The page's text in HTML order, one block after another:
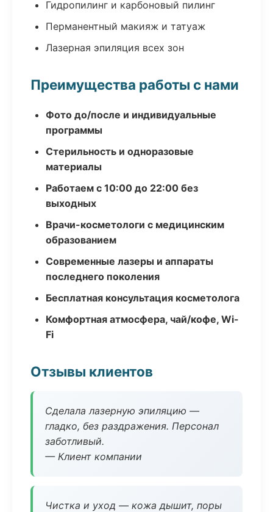
Гидропилинг и карбоновый пилинг
Перманентный макияж и татуаж
Лазерная эпиляция всех зон
Преимущества работы с нами
Фото до/после и индивидуальные
программы
Стерильность и одноразовые
материалы
Работаем с 10:00 до 22:00 без
выходных
Врачи-косметологи с медицинским
образованием
Современные лазеры и аппараты
последнего поколения
Бесплатная консультация косметолога
Комфортная атмосфера, чай/кофе, Wi-
Fi
Отзывы клиентов
Сделала лазерную эпиляцию —
гладко, без раздражения. Персонал
заботливый.
— Клиент компании
Чистка и уход — кожа дышит, поры